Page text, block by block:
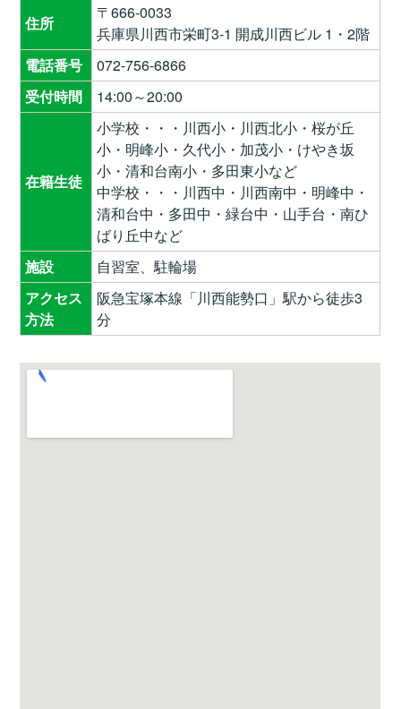
住所
〒666-0033
兵庫県川西市栄町3-1 開成川西ビル 1・2階
電話番号
072-756-6866
受付時間
14:00～20:00
在籍生徒
小学校・・・川西小・川西北小・桜が丘
小・明峰小・久代小・加茂小・けやき坂
小・清和台南小・多田東小など
中学校・・・川西中・川西南中・明峰中・
清和台中・多田中・緑台中・山手台・南ひ
ばり丘中など
施設
自習室、駐輪場
アクセス
方法
阪急宝塚本線「川西能勢口」駅から徒歩3
分